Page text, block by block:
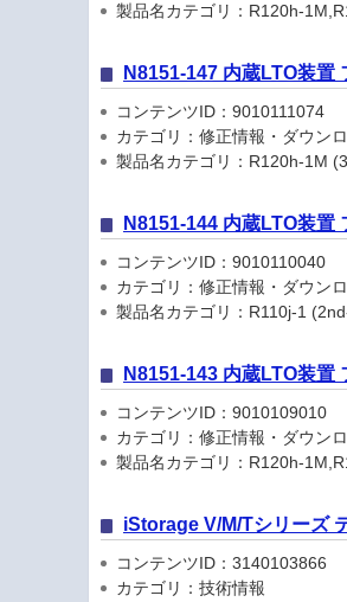
製品名カテゴリ：R120h-
N8151-147 内蔵LTO装
コンテンツID：9010111074
カテゴリ：修正情報・ダウン
製品名カテゴリ：R120h-1M
N8151-144 内蔵LTO装
コンテンツID：9010110040
カテゴリ：修正情報・ダウン
製品名カテゴリ：R110j-1
N8151-143 内蔵LTO装
コンテンツID：9010109010
カテゴリ：修正情報・ダウン
製品名カテゴリ：R120h-
iStorage V/M/Tシリーズ
コンテンツID：3140103866
カテゴリ：技術情報